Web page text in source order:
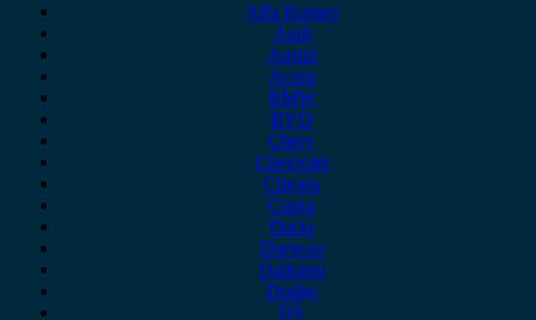
Alfa Romeo
Audi
Austin
Acura
BMW
BYD
Chery
Chevrolet
Citroen
Cupra
Dacia
Daewoo
Daihatsu
Dodge
DS